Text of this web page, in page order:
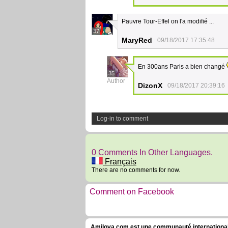
37
Pauvre Tour-Effel on l'a modifié ...
MaryRed 09/18/2017 17:35:48
35
Author
En 300ans Paris a bien changé
DizonX 09/18/2017 20:39:16
Log-in to comment
0 Comments In Other Languages.
Français
There are no comments for now.
Comment on Facebook